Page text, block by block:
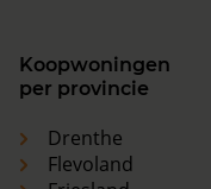
Koopwoningen
per provincie
Drenthe
Flevoland